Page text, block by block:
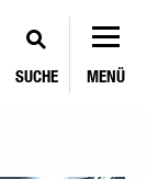
SUCHE MENÜ